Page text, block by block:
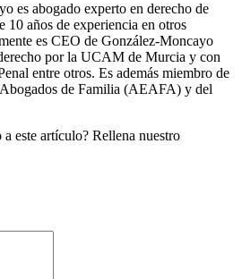
es abogado experto en derecho de
10 años de experiencia en otros
es CEO de González-Moncayo
por la UCAM de Murcia y con
entre otros. Es además miembro de
de Familia (AEAFA) y del
a este artículo? Rellena nuestro